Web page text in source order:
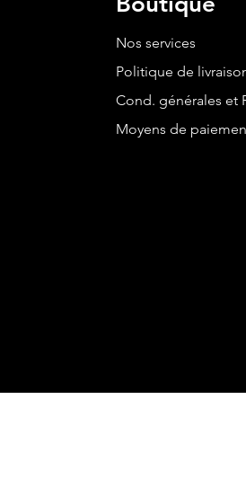
Nos services
Politique de
Cond. générales et
Moyens de